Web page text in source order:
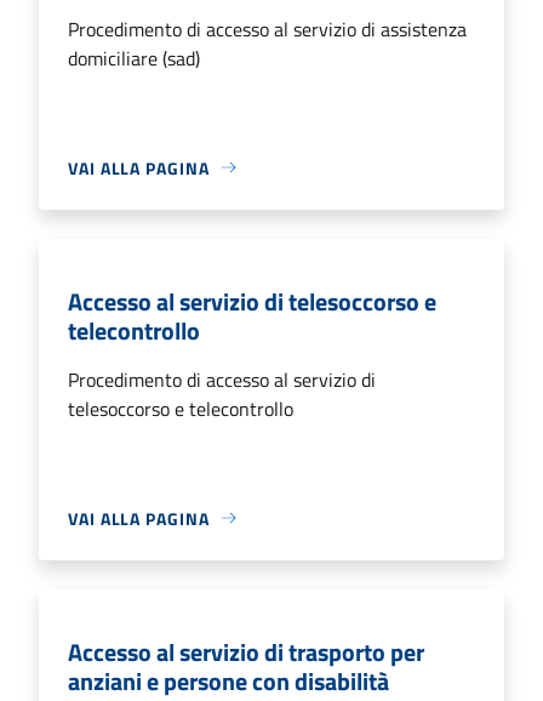
Procedimento di accesso al servizio di assistenza
domiciliare (sad)
VAI ALLA PAGINA
Accesso al servizio di telesoccorso e
telecontrollo
Procedimento di accesso al servizio di
telesoccorso e telecontrollo
VAI ALLA PAGINA
Accesso al servizio di trasporto per
anziani e persone con disabilità